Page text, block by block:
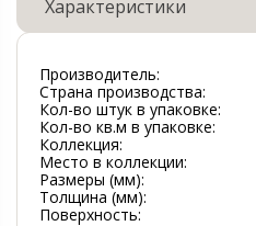
Характеристики
Производитель:
Страна производства:
Кол-во штук в упаковке:
Кол-во кв.м в упаковке:
Коллекция:
Место в коллекции:
Размеры (мм):
Толщина (мм):
Поверхность: